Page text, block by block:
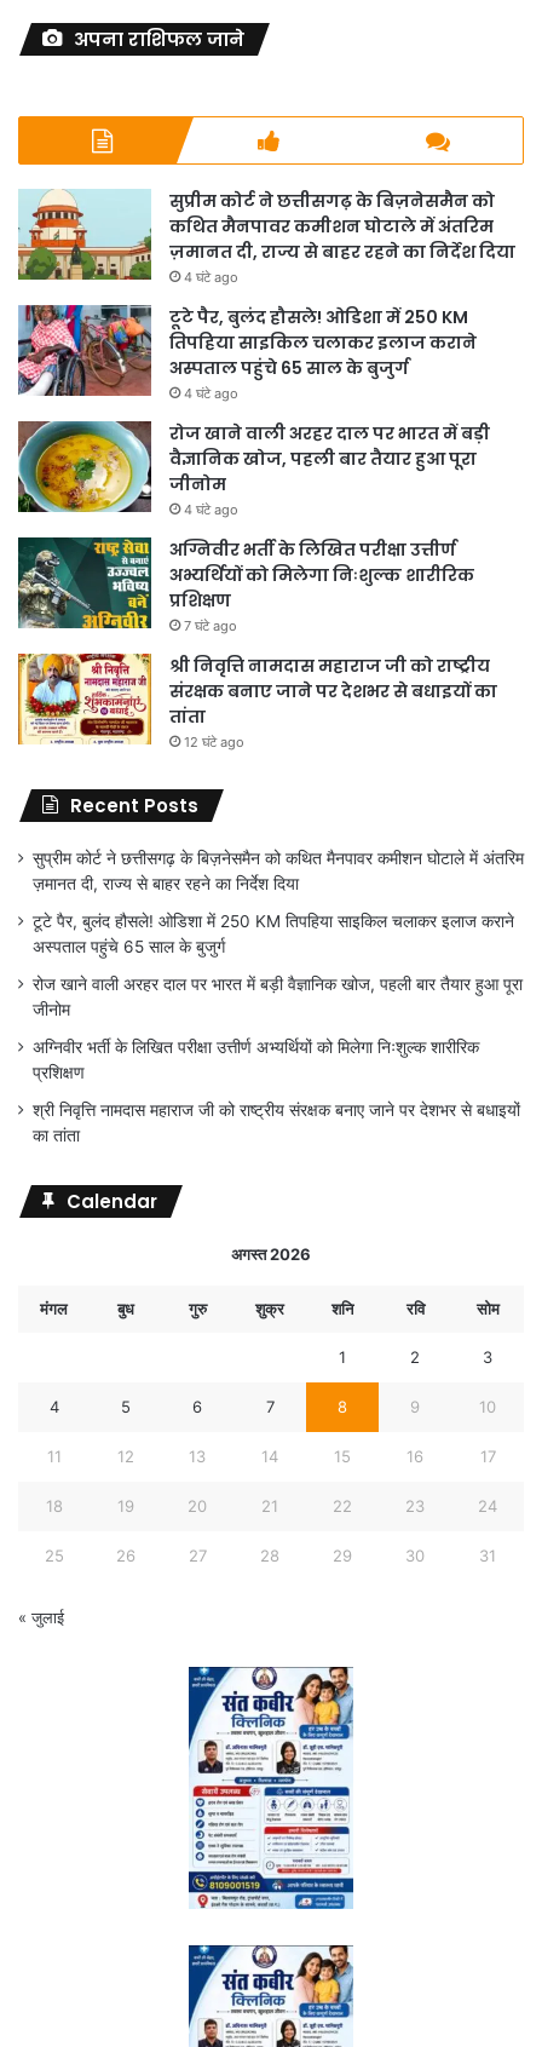
अपना राशिफल जाने
सुप्रीम कोर्ट ने छत्तीसगढ़ के बिज़नेसमैन को
कथित मैनपावर कमीशन घोटाले में अंतरिम
ज़मानत दी, राज्य से बाहर रहने का निर्देश दिया
4 घंटे ago
टूटे पैर, बुलंद हौसले! ओडिशा में 250 KM
तिपहिया साइकिल चलाकर इलाज कराने
अस्पताल पहुंचे 65 साल के बुजुर्ग
4 घंटे ago
रोज खाने वाली अरहर दाल पर भारत में बड़ी
वैज्ञानिक खोज, पहली बार तैयार हुआ पूरा
जीनोम
4 घंटे ago
अग्निवीर भर्ती के लिखित परीक्षा उत्तीर्ण
अभ्यर्थियों को मिलेगा निःशुल्क शारीरिक
प्रशिक्षण
7 घंटे ago
श्री निवृत्ति नामदास महाराज जी को राष्ट्रीय
संरक्षक बनाए जाने पर देशभर से बधाइयों का
तांता
12 घंटे ago
Recent Posts
सुप्रीम कोर्ट ने छत्तीसगढ़ के बिज़नेसमैन को कथित मैनपावर कमीशन घोटाले में अंतरिम
ज़मानत दी, राज्य से बाहर रहने का निर्देश दिया
टूटे पैर, बुलंद हौसले! ओडिशा में 250 KM तिपहिया साइकिल चलाकर इलाज कराने
अस्पताल पहुंचे 65 साल के बुजुर्ग
रोज खाने वाली अरहर दाल पर भारत में बड़ी वैज्ञानिक खोज, पहली बार तैयार हुआ पूरा
जीनोम
अग्निवीर भर्ती के लिखित परीक्षा उत्तीर्ण अभ्यर्थियों को मिलेगा निःशुल्क शारीरिक
प्रशिक्षण
श्री निवृत्ति नामदास महाराज जी को राष्ट्रीय संरक्षक बनाए जाने पर देशभर से बधाइयों
का तांता
Calendar
अगस्त 2026
मंगल बुध गुरु शुक्र शनि रवि सोम
1 2 3
4 5 6 7 8 9 10
11 12 13 14 15 16 17
18 19 20 21 22 23 24
25 26 27 28 29 30 31
« जुलाई